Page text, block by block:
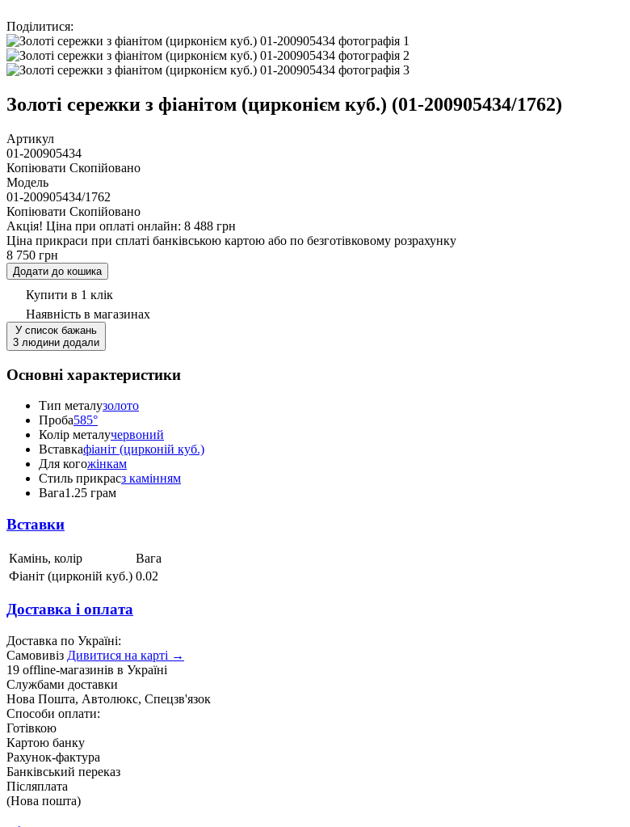
Поділитися:
Золоті сережки з фіанітом (цирконієм куб.) (01-200905434/1762)
Артикул
01-200905434
Копіювати Скопійовано
Модель
01-200905434/1762
Копіювати Скопійовано
Акцiя! Ціна при оплаті онлайн: 8 488 грн
Ціна прикраси при сплаті банківською картою або по безготівковому розрахунку
8 750 грн
Додати до кошика
Купити в 1 клік
Наявність в магазинах
У список бажань
3 людини додали
Основні характеристики
Тип металузолото
Проба585°
Колір металучервоний
Вставкафіаніт (цирконій куб.)
Для когожінкам
Стиль прикрасз камінням
Вага1.25 грам
Вставки
Камінь, колір
Вага
Фіаніт (цирконій куб.) 0.02
Доставка і оплата
Доставка по Україні:
Самовивіз Дивитися на карті →
19 offline-магазинів в Україні
Службами доставки
Нова Пошта, Автолюкс, Спецзв'язок
Способи оплати:
Готівкою
Картою банку
Рахунок-фактура
Банківський переказ
Післяплата
(Нова пошта)